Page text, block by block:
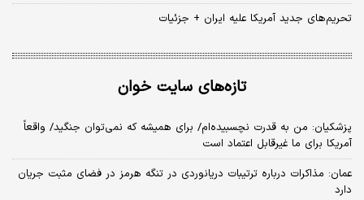
تحریم‌های جدید آمریکا علیه ایران + جزئیات
تازه‌های سایت خوان
پزشکیان: من به قدرت نچسبیده‌ام/ برای همیشه که نمی‌توان جنگید/ واقعاً
آمریکا برای ما غیرقابل اعتماد است
عمان: مذاکرات درباره ترتیبات دریانوردی در تنگه هرمز در فضای مثبت جریان
دارد